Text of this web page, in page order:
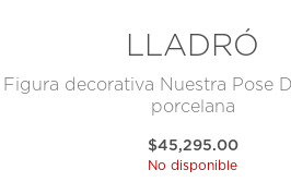
LLADRÓ
Figura decorativa Nuestra Pose
porcelana
$45,295.00
No disponible